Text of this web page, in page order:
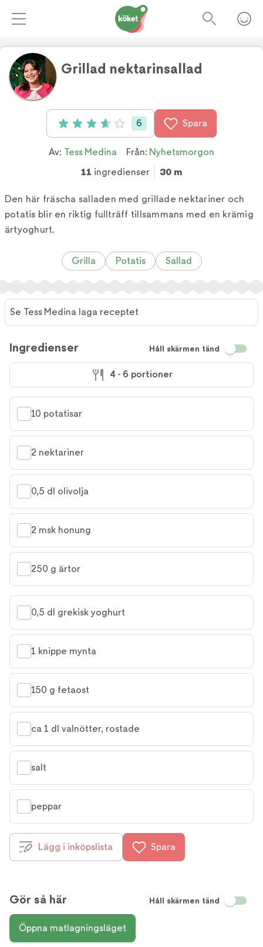
Grillad nektarinsallad
Betyg: 3.7 av 5 (6 röster)
6 Spara
Av: Tess Medina Från: Nyhetsmorgon
11 ingredienser 30 m
Den här fräscha salladen med grillade nektariner och
potatis blir en riktig fullträff tillsammans med en krämig
ärtyoghurt.
Grilla Potatis Sallad
Se Tess Medina laga receptet
Ingredienser Håll skärmen tänd
4 - 6 portioner
10 potatisar
2 nektariner
0,5 dl olivolja
2 msk honung
250 g ärtor
0,5 dl grekisk yoghurt
1 knippe mynta
150 g fetaost
ca 1 dl valnötter, rostade
salt
peppar
Lägg i inköpslista Spara
Gör så här Håll skärmen tänd
Öppna matlagningsläget